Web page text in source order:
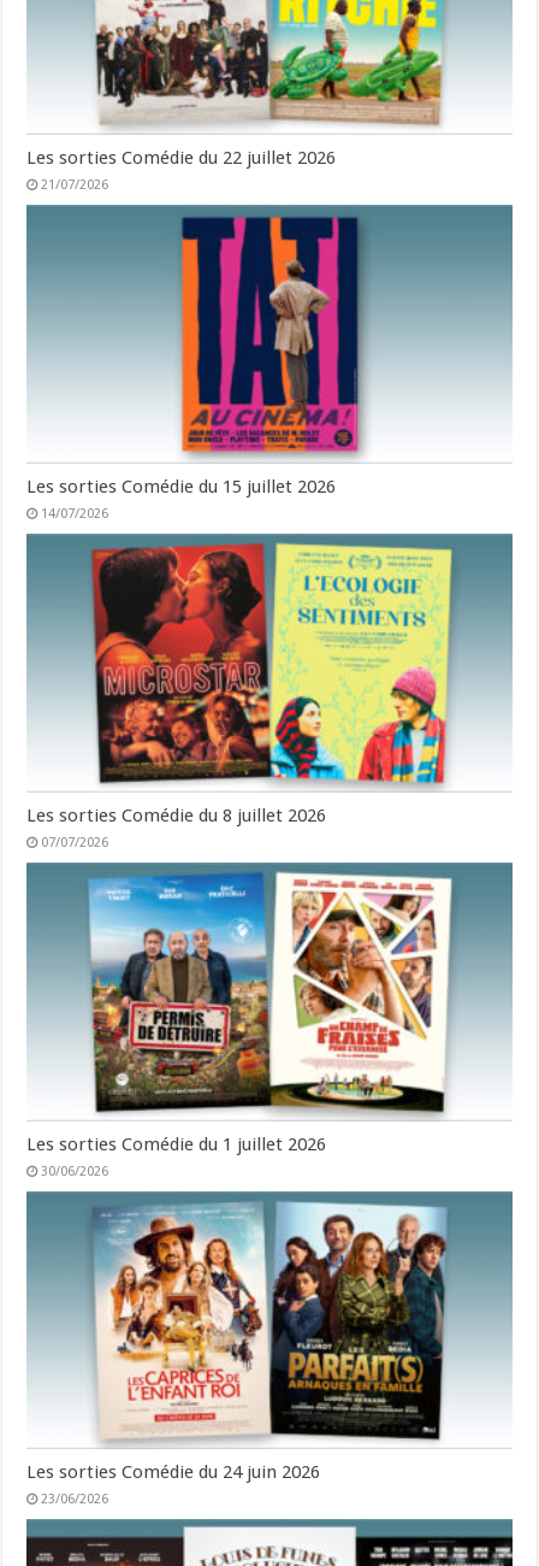
Les sorties Comédie du 22 juillet 2026
21/07/2026
Les sorties Comédie du 15 juillet 2026
14/07/2026
Les sorties Comédie du 8 juillet 2026
07/07/2026
Les sorties Comédie du 1 juillet 2026
30/06/2026
Les sorties Comédie du 24 juin 2026
23/06/2026